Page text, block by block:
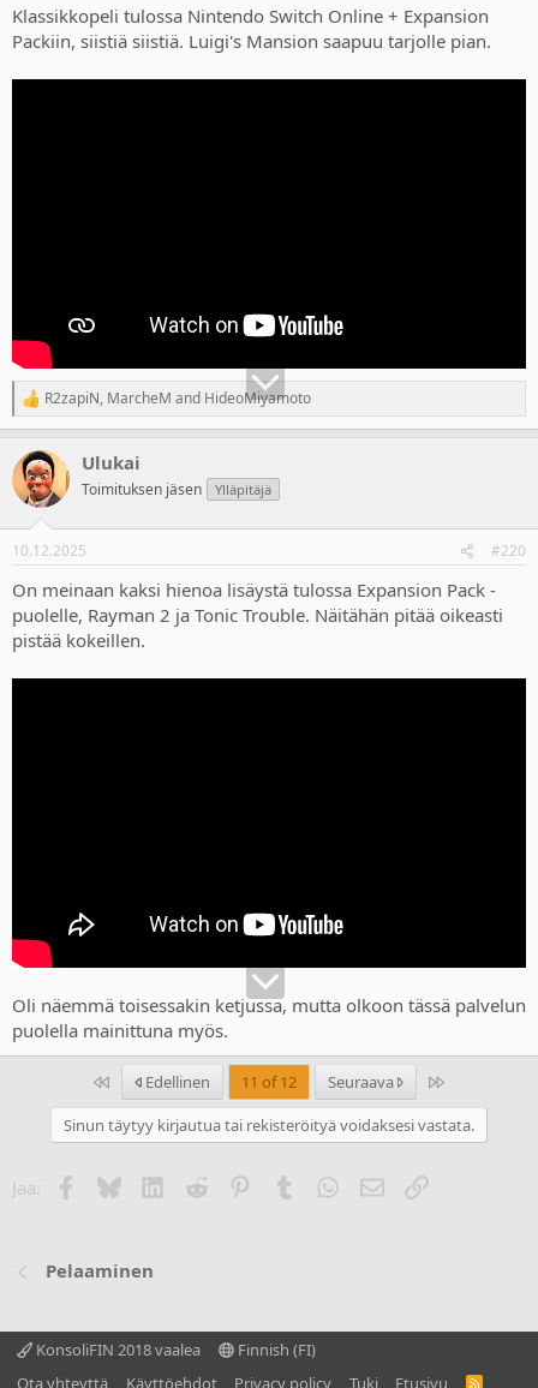
Klassikkopeli tulossa Nintendo Switch Online + Expansion
Packiin, siistiä siistiä. Luigi's Mansion saapuu tarjolle pian.
R
e
c
t
i
s
R2zapiN, MarcheM and HideoMiyamoto
Ulukai
Toimituksen jäsen Ylläpitäjä
10.12.2025 #220
On meinaan kaksi hienoa lisäystä tulossa Expansion Pack -
puolelle, Rayman 2 ja Tonic Trouble. Näitähän pitää oikeasti
pistää kokeillen.
Oli näemmä toisessakin ketjussa, mutta olkoon tässä palvelun
puolella mainittuna myös.
Ensimmäinen
Edellinen 11 of 12 Seuraava Last
Sinun täytyy kirjautua tai rekisteröityä voidaksesi vastata.
Jaa: Facebook
BlueskyLinkedIn
Reddit PinterestTumblr WhatsApp
Sähköposti
Linkki
Pelaaminen
KonsoliFIN 2018 vaalea
Finnish (FI)
Ota yhteyttä
Käyttöehdot Privacy policy Tuki Etusivu R